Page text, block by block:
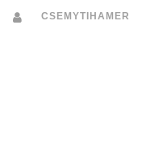
CSEMYTIHAMER